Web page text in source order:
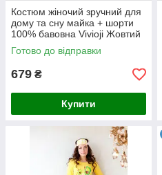
Костюм жіночий зручний для
дому та сну майка + шорти
100% бавовна Vivioji Жовтий
розмір S (11936)
Готово до відправки
679 ₴
Купити